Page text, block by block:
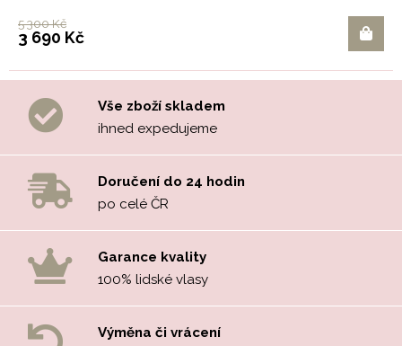
5 300 Kč
3 690 Kč
Vše zboží skladem
ihned expedujeme
Doručení do 24 hodin
po celé ČR
Garance kvality
100% lidské vlasy
Výměna či vrácení